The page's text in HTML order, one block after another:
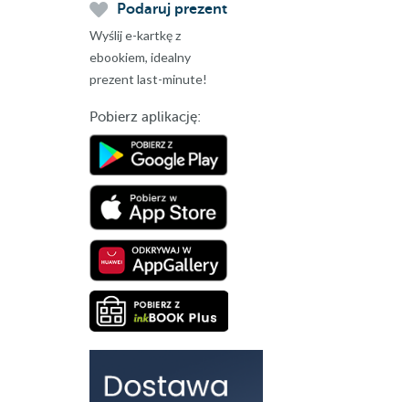
Podaruj prezent
Wyślij e-kartkę z
ebookiem, idealny
prezent last-minute!
Pobierz aplikację: